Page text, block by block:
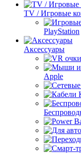
TV / Игровые
PlayStation
Аксессуары
Apple